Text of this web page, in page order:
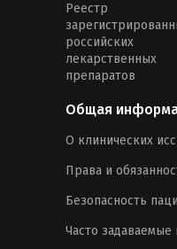
Реестр
российских
лекарственных
препаратов
Общая
О клинических
Права и
Безопасность
Часто задаваемые